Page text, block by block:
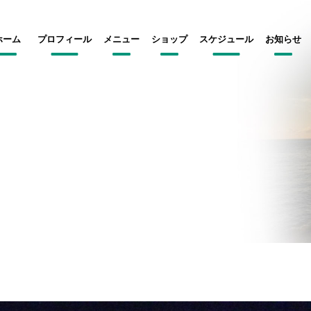
ーム プロフィール メニュー ショップ スケジュール お知らせ